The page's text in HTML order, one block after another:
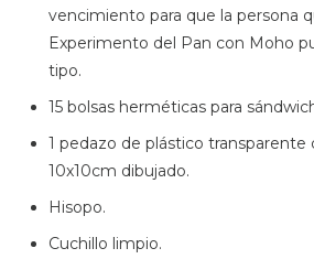
vencimiento para que la persona
Experimento del Pan con Moho
tipo.
15 bolsas herméticas para
1 pedazo de plástico transparente
10x10cm dibujado.
Hisopo.
Cuchillo limpio.